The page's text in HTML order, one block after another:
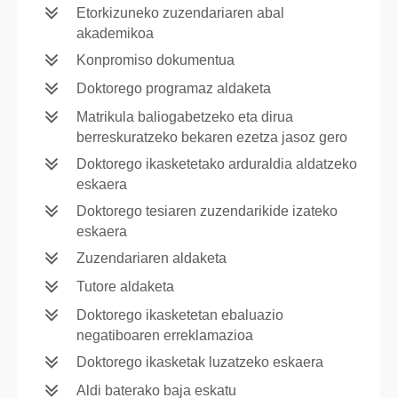
Etorkizuneko zuzendariaren abal
akademikoa
Konpromiso dokumentua
Doktorego programaz aldaketa
Matrikula baliogabetzeko eta dirua
berreskuratzeko bekaren ezetza jasoz gero
Doktorego ikasketetako arduraldia aldatzeko
eskaera
Doktorego tesiaren zuzendarikide izateko
eskaera
Zuzendariaren aldaketa
Tutore aldaketa
Doktorego ikasketetan ebaluazio
negatiboaren erreklamazioa
Doktorego ikasketak luzatzeko eskaera
Aldi baterako baja eskatu